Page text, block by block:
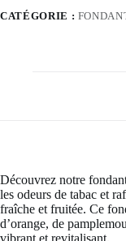
CATÉGORIE :
Découvrez notre
les odeurs de tabac et
fraîche et fruitée. Ce
d’orange, de